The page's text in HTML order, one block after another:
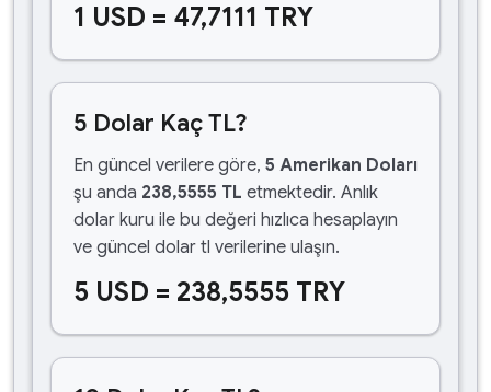
1 USD = 47,7111 TRY
5 Dolar Kaç TL?
En güncel verilere göre, 5 Amerikan Doları
şu anda 238,5555 TL etmektedir. Anlık
dolar kuru ile bu değeri hızlıca hesaplayın
ve güncel dolar tl verilerine ulaşın.
5 USD = 238,5555 TRY